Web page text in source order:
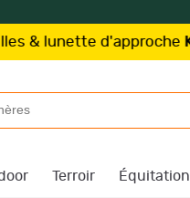
d'approcheKite
Terroir Équitation